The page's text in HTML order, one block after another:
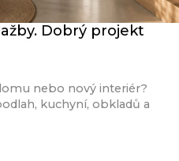
Dobrý projekt
nebo nový interiér?
kuchyní, obkladů a